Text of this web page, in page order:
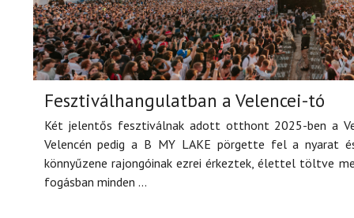
Fesztiválhangulatban a Velencei-tó
Két jelentős fesztiválnak adott otthont 2025-ben a
Velencén pedig a B MY LAKE pörgette fel a nyarat
könnyűzene rajongóinak ezrei érkeztek, élettel töltve
fogásban minden ...